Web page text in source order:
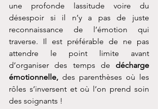
une profonde lassitude voire du
désespoir si il n’y a pas de juste
reconnaissance de l’émotion qui
traverse. Il est préférable de ne pas
attendre le point limite avant
d’organiser des temps de décharge
émotionnelle, des parenthèses où les
rôles s’inversent et où l’on prend soin
des soignants !